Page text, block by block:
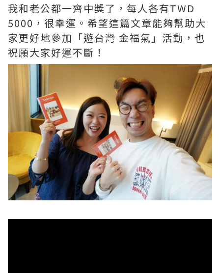
我和老公都一齊中獎了，每人各有TWD
5000，很幸運。希望這篇文章能夠幫助大
家更好地參加「遊台灣 金福氣」活動，也
祝願大家好運不斷！